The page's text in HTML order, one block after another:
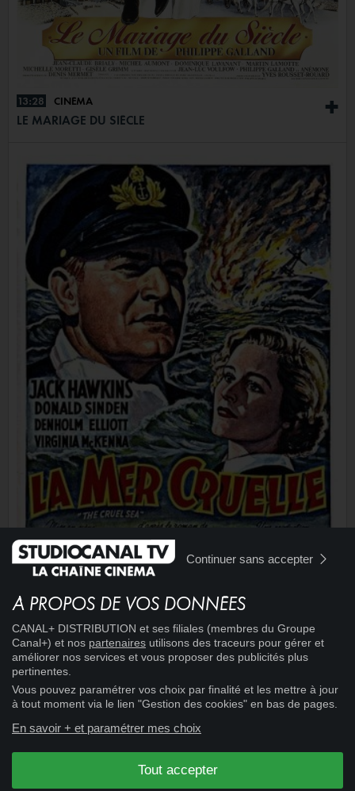
+
13:28 CINÉMA
LE MARIAGE DU SIÈCLE
15:06
MER CRUELLE
Continuer sans accepter
À PROPOS DE VOS DONNÉES
CANAL+ DISTRIBUTION et ses filiales (membres du Groupe
Canal+) et nos partenaires utilisons des traceurs pour gérer et
améliorer nos services et vous proposer des publicités plus
pertinentes.
Vous pouvez paramétrer vos choix par finalité et les mettre à jour
à tout moment via le lien "Gestion des cookies" en bas de pages.
En savoir + et paramétrer mes choix
Tout accepter